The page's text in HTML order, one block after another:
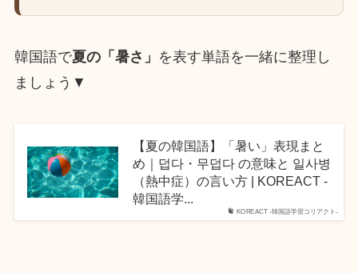
韓国語で夏の「暑さ」 を表す単語を一緒に整理し
ましょう▼
KOREACT -韓国語学習コリアクト-
【夏の韓国語】「暑い」表現まと
め｜덥다・무덥다 の意味と 일사병
（熱中症）の言い方 | KOREACT -
韓国語学...